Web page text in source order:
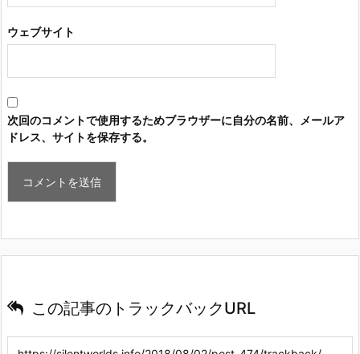
ウェブサイト
次回のコメントで使用するためブラウザーに自分の名前、メールア
ドレス、サイトを保存する。
この記事のトラックバックURL